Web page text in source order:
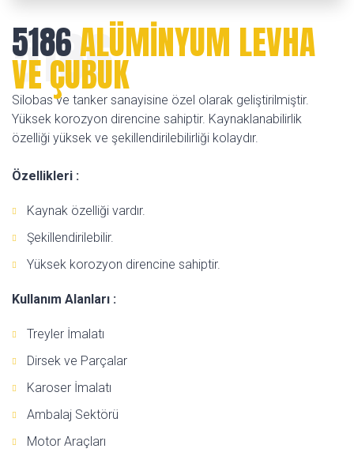
5186
5186ALÜMİNYUM LEVHA
VE ÇUBUK
Silobas ve tanker sanayisine özel olarak geliştirilmiştir.
Yüksek korozyon direncine sahiptir. Kaynaklanabilirlik
özelliği yüksek ve şekillendirilebilirliği kolaydır.
Özellikleri :
Kaynak özelliği vardır.
Şekillendirilebilir.
Yüksek korozyon direncine sahiptir.
Kullanım Alanları :
Treyler İmalatı
Dirsek ve Parçalar
Karoser İmalatı
Ambalaj Sektörü
Motor Araçları